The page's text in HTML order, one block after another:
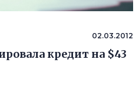
02.03.2012
кредит на $43